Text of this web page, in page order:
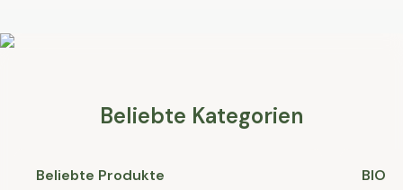
Beliebte Kategorien
Beliebte Produkte BIO